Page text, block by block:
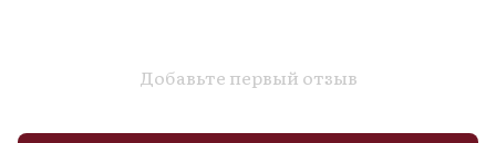
Добавьте первый отзыв